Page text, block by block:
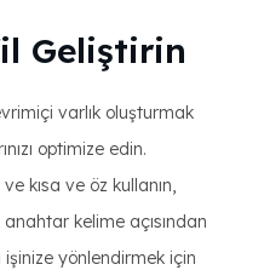
Geliştirin
varlık oluşturmak
optimize edin.
kısa ve öz kullanın,
anahtar kelime açısından
yönlendirmek için